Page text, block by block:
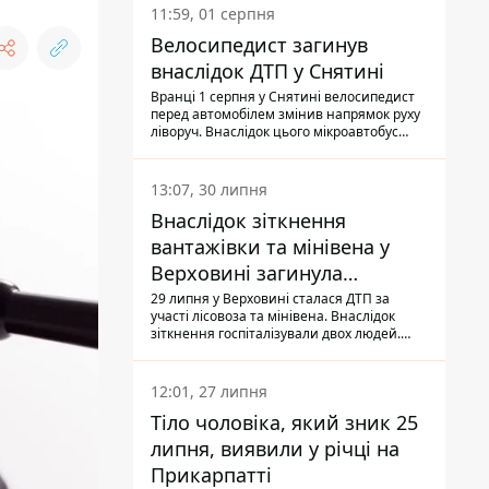
11:59, 01 серпня
Велосипедист загинув
внаслідок ДТП у Снятині
Вранці 1 серпня у Снятині велосипедист
перед автомобілем змінив напрямок руху
ліворуч. Внаслідок цього мікроавтобус
13:07, 30 липня
Внаслідок зіткнення
вантажівки та мінівена у
Верховині загинула
пасажирка, водійка - у
лікарні
29 липня у Верховині сталася ДТП за
участі лісовоза та мінівена. Внаслідок
зіткнення госпіталізували двох людей.
Також травми отримала водійка
автомобіля.
12:01, 27 липня
Тіло чоловіка, який зник 25
липня, виявили у річці на
Прикарпатті